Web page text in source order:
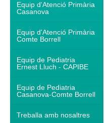
Equip d'Atenció Primària
Casanova
Equip d'Atenció Primària
Comte Borrell
Equip de Pediatria
Ernest Lluch - CAPIBE
Equip de Pediatria
Casanova-Comte Borrell
Treballa amb nosaltres